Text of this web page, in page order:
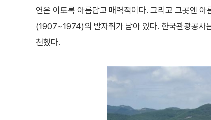
연은 이토록 아름답고 매력적이다. 그리고 그곳엔 아
(1907~1974)의 발자취가 남아 있다. 한국관광공사
천했다.